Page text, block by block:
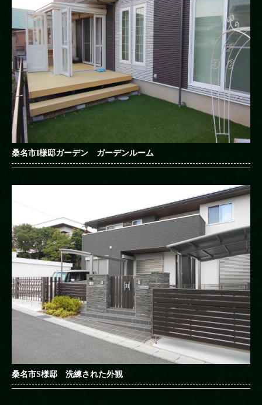
桑名市I様邸ガーデン ガーデンルーム
桑名市S様邸 洗練された外観